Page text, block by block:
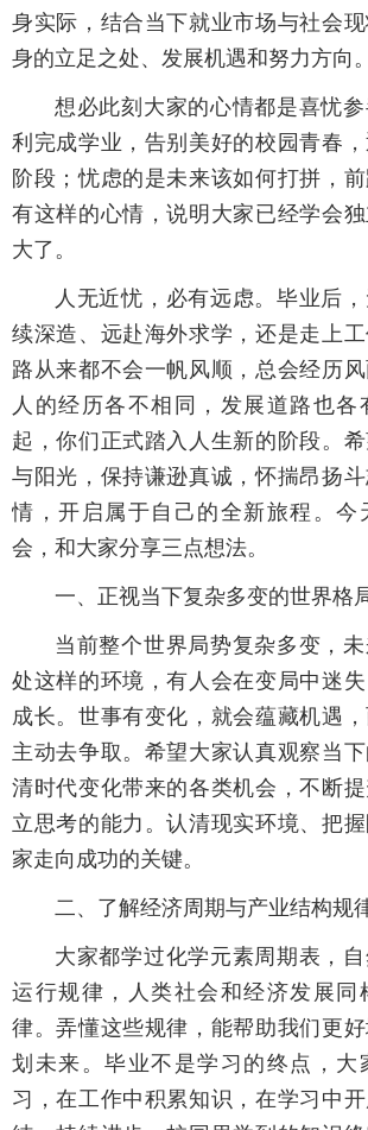
身实际，结合当下就业市场与社会
身的立足之处、发展机遇和努力方向。
想必此刻大家的心情都是喜忧
利完成学业，告别美好的校园青春
阶段；忧虑的是未来该如何打拼，前
有这样的心情，说明大家已经学会
大了。
人无近忧，必有远虑。毕业后
续深造、远赴海外求学，还是走上
路从来都不会一帆风顺，总会经历
人的经历各不相同，发展道路也各
起，你们正式踏入人生新的阶段。
与阳光，保持谦逊真诚，怀揣昂扬
情，开启属于自己的全新旅程。今
会，和大家分享三点想法。
一、正视当下复杂多变的世界格
当前整个世界局势复杂多变，
处这样的环境，有人会在变局中迷
成长。世事有变化，就会蕴藏机遇
主动去争取。希望大家认真观察当
清时代变化带来的各类机会，不断
立思考的能力。认清现实环境、把
家走向成功的关键。
二、了解经济周期与产业结构规
大家都学过化学元素周期表，
运行规律，人类社会和经济发展同
律。弄懂这些规律，能帮助我们更
划未来。毕业不是学习的终点，大
习，在工作中积累知识，在学习中